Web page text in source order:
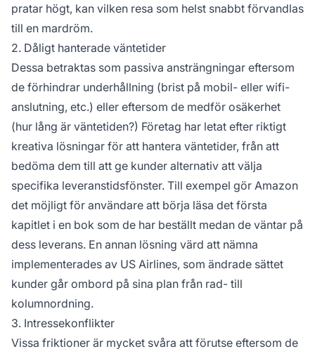
pratar högt, kan vilken resa som helst snabbt förvandlas
till en mardröm.
2. Dåligt hanterade väntetider
Dessa betraktas som passiva ansträngningar eftersom
de förhindrar underhållning (brist på mobil- eller wifi-
anslutning, etc.) eller eftersom de medför osäkerhet
(hur lång är väntetiden?) Företag har letat efter riktigt
kreativa lösningar för att hantera väntetider, från att
bedöma dem till att ge kunder alternativ att välja
specifika leveranstidsfönster. Till exempel gör Amazon
det möjligt för användare att börja läsa det första
kapitlet i en bok som de har beställt medan de väntar på
dess leverans. En annan lösning värd att nämna
implementerades av US Airlines, som ändrade sättet
kunder går ombord på sina plan från rad- till
kolumnordning.
3. Intressekonflikter
Vissa friktioner är mycket svåra att förutse eftersom de